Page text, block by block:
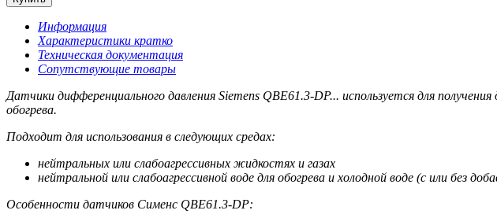
Информация
Характеристики кратко
Техническая документация
Сопутствующие товары
Датчики дифференциального давления Siemens QBE61.3-DP... используется для
обогрева.
Подходит для использования в следующих средах:
нейтральных или слабоагрессивных жидкостях и газах
нейтральной или слабоагрессивной воде для обогрева и холодной воде (с или без
Особенности датчиков Сименс QBE61.3-DP: